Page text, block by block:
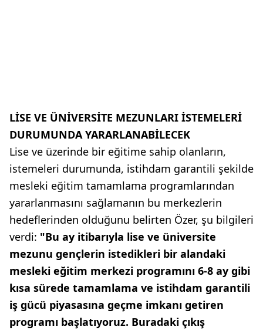
LİSE VE ÜNİVERSİTE MEZUNLARI İSTEMELERİ
DURUMUNDA YARARLANABİLECEK
Lise ve üzerinde bir eğitime sahip olanların,
istemeleri durumunda, istihdam garantili şekilde
mesleki eğitim tamamlama programlarından
yararlanmasını sağlamanın bu merkezlerin
hedeflerinden olduğunu belirten Özer, şu bilgileri
verdi: "Bu ay itibarıyla lise ve üniversite
mezunu gençlerin istedikleri bir alandaki
mesleki eğitim merkezi programını 6-8 ay gibi
kısa sürede tamamlama ve istihdam garantili
iş gücü piyasasına geçme imkanı getiren
programı başlatıyoruz. Buradaki çıkış